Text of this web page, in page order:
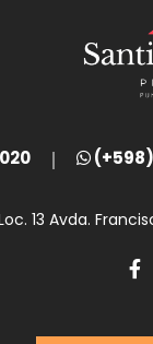
(+598)
13 Avda.